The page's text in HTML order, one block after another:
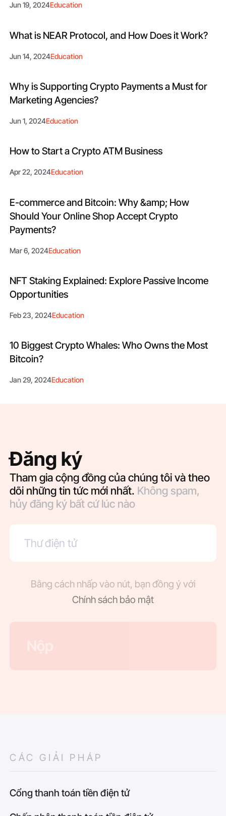
Jun 19, 2024Education
What is NEAR Protocol, and How Does it Work?
Jun 14, 2024Education
Why is Supporting Crypto Payments a Must for
Marketing Agencies?
Jun 1, 2024Education
How to Start a Crypto ATM Business
Apr 22, 2024Education
E-commerce and Bitcoin: Why &amp; How
Should Your Online Shop Accept Crypto
Payments?
Mar 6, 2024Education
NFT Staking Explained: Explore Passive Income
Opportunities
Feb 23, 2024Education
10 Biggest Crypto Whales: Who Owns the Most
Bitcoin?
Jan 29, 2024Education
Đăng ký
Tham gia cộng đồng của chúng tôi và theo
dõi những tin tức mới nhất. Không spam,
hủy đăng ký bất cứ lúc nào
Bằng cách nhấp vào nút, bạn đồng ý với
Chính sách bảo mật
CÁC GIẢI PHÁP
Cổng thanh toán tiền điện tử